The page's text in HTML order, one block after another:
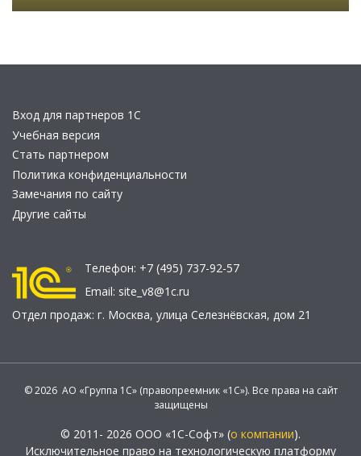
Вход для партнеров 1С
Учебная версия
Стать партнером
Политика конфиденциальности
Замечания по сайту
Другие сайты
Телефон: +7 (495) 737-92-57
Email: site_v8@1c.ru
Отдел продаж: г. Москва, улица Селезнёвская, дом 21
© 2026 АО «Группа 1С» (правопреемник «1С»). Все права на сайт
защищены
© 2011- 2026 ООО «1С-Софт» (о компании).
Исключительное право на технологическую платформу